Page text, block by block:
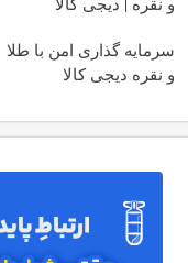
سرمایه گذاری امن با طلا
و نقره دیجی کالا